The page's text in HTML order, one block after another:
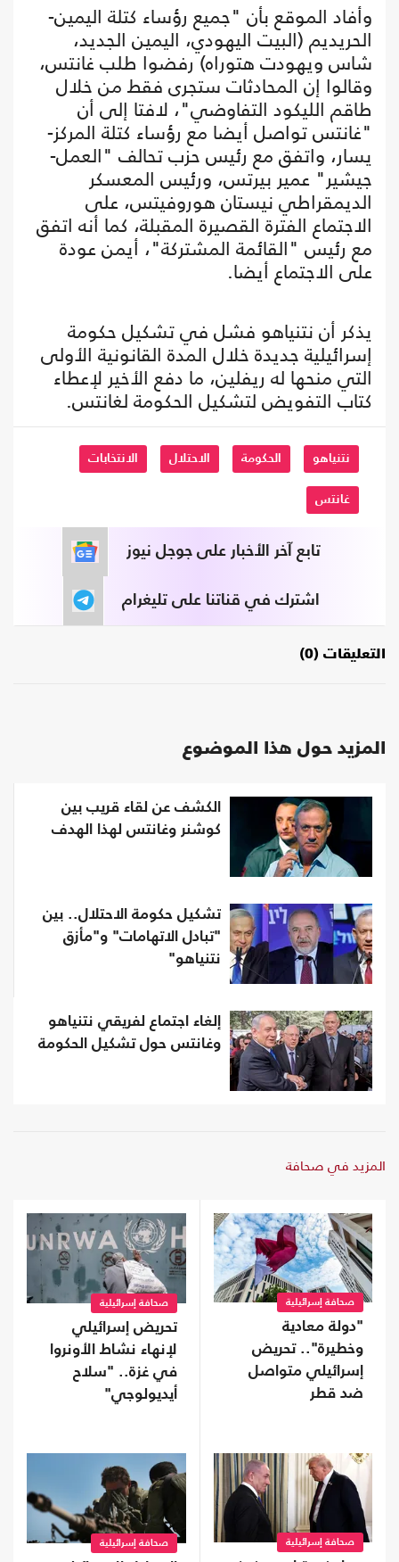
وأفاد الموقع بأن "جميع رؤساء كتلة اليمين-
الحريديم (البيت اليهودي، اليمين الجديد،
شاس ويهودت هتوراه) رفضوا طلب غانتس،
وقالوا إن المحادثات ستجرى فقط من خلال
طاقم الليكود التفاوضي"، لافتا إلى أن
"غانتس تواصل أيضا مع رؤساء كتلة المركز-
يسار، واتفق مع رئيس حزب تحالف "العمل-
جيشير" عمير بيرتس، ورئيس المعسكر
الديمقراطي نيستان هوروفيتس، على
الاجتماع الفترة القصيرة المقبلة، كما أنه اتفق
مع رئيس "القائمة المشتركة"، أيمن عودة
على الاجتماع أيضا.
يذكر أن نتنياهو فشل في تشكيل حكومة
إسرائيلية جديدة خلال المدة القانونية الأولى
التي منحها له ريفلين، ما دفع الأخير لإعطاء
كتاب التفويض لتشكيل الحكومة لغانتس.
نتنياهو الحكومة الاحتلال الانتخابات
غانتس
تابع آخر الأخبار على جوجل نيوز
اشترك في قناتنا على تليغرام
التعليقات (0)
المزيد حول هذا الموضوع
الكشف عن لقاء قريب بين
كوشنر وغانتس لهذا الهدف
تشكيل حكومة الاحتلال.. بين
"تبادل الاتهامات" و"مأزق
نتنياهو"
إلغاء اجتماع لفريقي نتنياهو
وغانتس حول تشكيل الحكومة
المزيد في صحافة
صحافة إسرائيلية
"دولة معادية
وخطيرة".. تحريض
إسرائيلي متواصل
ضد قطر
صحافة إسرائيلية
تحريض إسرائيلي
لإنهاء نشاط الأونروا
في غزة.. "سلاح
أيديولوجي"
صحافة إسرائيلية صحافة إسرائيلية